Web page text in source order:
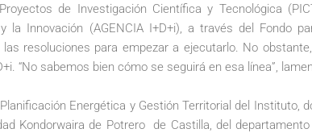
de Investigación Científica y Tecnológica
la Innovación (AGENCIA I+D+i), a través del Fondo
resoluciones para empezar a ejecutarlo. No
“No sabemos bien cómo se seguirá en esa línea”,
Energética y Gestión Territorial del Instituto,
Kondorwaira de Potrero de Castilla, del departamento